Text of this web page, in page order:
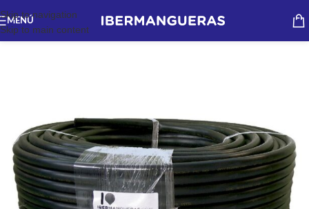
Skip to navigation
Skip to main content
MENÚ